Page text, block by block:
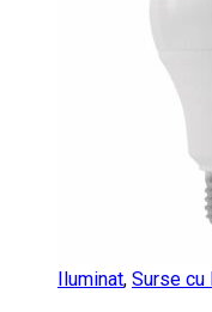
Iluminat, Surse cu